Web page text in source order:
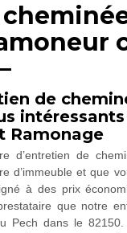
de
Ramonage
d’entretien de
d’immeuble et que
à des prix
que notre
Pech dans le